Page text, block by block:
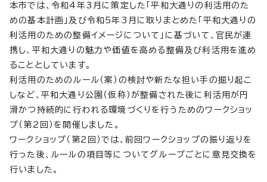
本市では、令和4年3月に策定した「平和大通りの利活用のた
めの基本計画」及び令和5年3月に取りまとめた「平和大通りの
利活用のための整備イメージについて」に基づいて、官民が連
携し、平和大通りの魅力や価値を高める整備及び利活用を進め
ることとしています。
利活用のためのルール（案）の検討や新たな担い手の掘り起こ
しなど、平和大通り公園（仮称）が整備された後に利活用が円
滑かつ持続的に行われる環境づくりを行うためのワークショッ
プ（第2回）を開催しました。
ワークショップ（第2回）では、前回ワークショップの振り返りを
行った後、ルールの項目等についてグループごとに意見交換を
行いました。